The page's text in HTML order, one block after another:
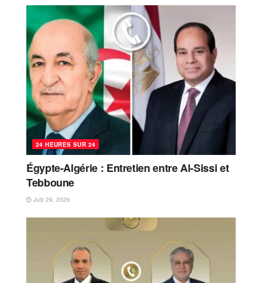
24 HEURES SUR 24
Égypte-Algérie : Entretien entre Al-Sissi et
Tebboune
July 29, 2026